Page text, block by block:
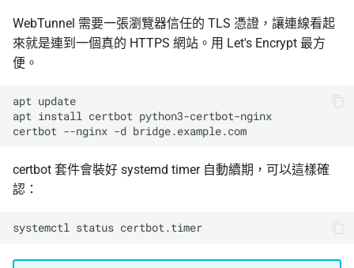
WebTunnel 需要一張瀏覽器信任的 TLS 憑證，讓連線看起
來就是連到一個真的 HTTPS 網站。用 Let's Encrypt 最方
便。
apt update
apt install certbot python3-certbot-nginx
certbot --nginx -d
certbot 套件會裝好 systemd timer 自動續期，可以這樣確
認：
systemctl status